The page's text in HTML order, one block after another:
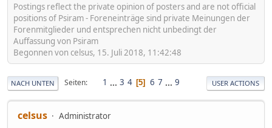
Postings reflect the private opinion of posters and are not official
positions of Psiram - Foreneinträge sind private Meinungen der
Forenmitglieder und entsprechen nicht unbedingt der
Auffassung von Psiram
Begonnen von celsus, 15. Juli 2018, 11:42:48
NACH UNTEN Seiten 1 ... 3 4 5 6 7 ... 9 USER ACTIONS
celsus
Administrator